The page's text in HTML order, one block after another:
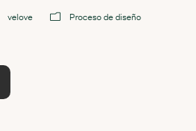
velove Proceso de diseño